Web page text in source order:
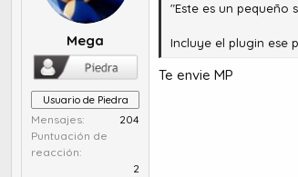
Mega
Usuario de Piedra
Mensajes
204
Puntuación de
reacción
2
"Este es un pequeño
Incluye el plugin ese
Te envie MP